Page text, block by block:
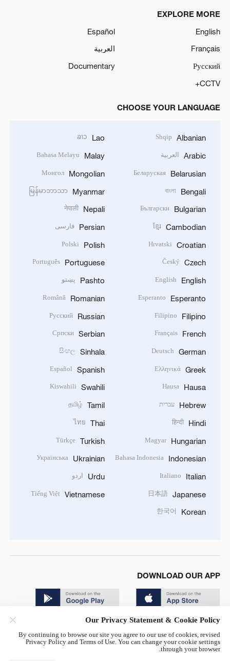
EXPLORE MORE
English
Español
Français
العربية
Русский
Documentary
CCTV+
CHOOSE YOUR LANGUAGE
Albanian
Shqip
Arabic العربية
Belarusian
Беларуская
Bengali
বাংলা
Bulgarian
Български
Cambodian
ខ្មែរ
Croatian
Hrvatski
Czech
Český
English
English
Esperanto
Esperanto
Filipino
Filipino
French
Français
German
Deutsch
Greek
Ελληνικά
Hausa
Hausa
Hebrew עברית
Hindi
हिन्दी
Hungarian
Magyar
Indonesian
Bahasa Indonesia
Italian
Italiano
Japanese
日本語
Korean
한국어
Lao
ລາວ
Malay
Bahasa Melayu
Mongolian
Монгол
Myanmar
မြန်မာဘာသာ
Nepali
नेपाली
Persian فارسی
Polish
Polski
Portuguese
Português
Pashto پښتو
Romanian
Română
Russian
Русский
Serbian
Српски
Sinhala
සිංහල
Spanish
Español
Swahili
Kiswahili
Tamil
தமிழ்
Thai
ไทย
Turkish
Türkçe
Ukrainian
Українська
Urdu اردو
Vietnamese
Tiếng Việt
DOWNLOAD OUR APP
© China Radio International.CRI. All Rights Reserved. 16A
Our Privacy Statement & Cookie Policy
By continuing to browse our site you agree to our use of cookies, revised
Privacy Policy and Terms of Use. You can change your cookie settings
through your browser.